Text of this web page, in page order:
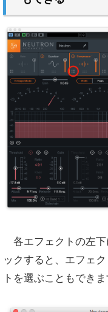
各エフェクトの左下
ックすると、エフェ
トを選ぶこともできま